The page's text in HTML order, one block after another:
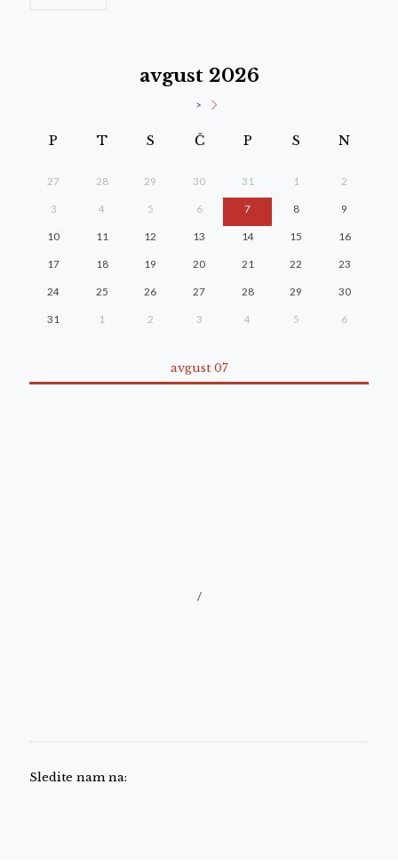
avgust 2026
>
P T S Č P S N
27 28 29 30 31 1 2
3 4 5 6 7 8 9
10 11 12 13 14 15 16
17 18 19 20 21 22 23
24 25 26 27 28 29 30
31 1 2 3 4 5 6
avgust 07
/
Sledite nam na: